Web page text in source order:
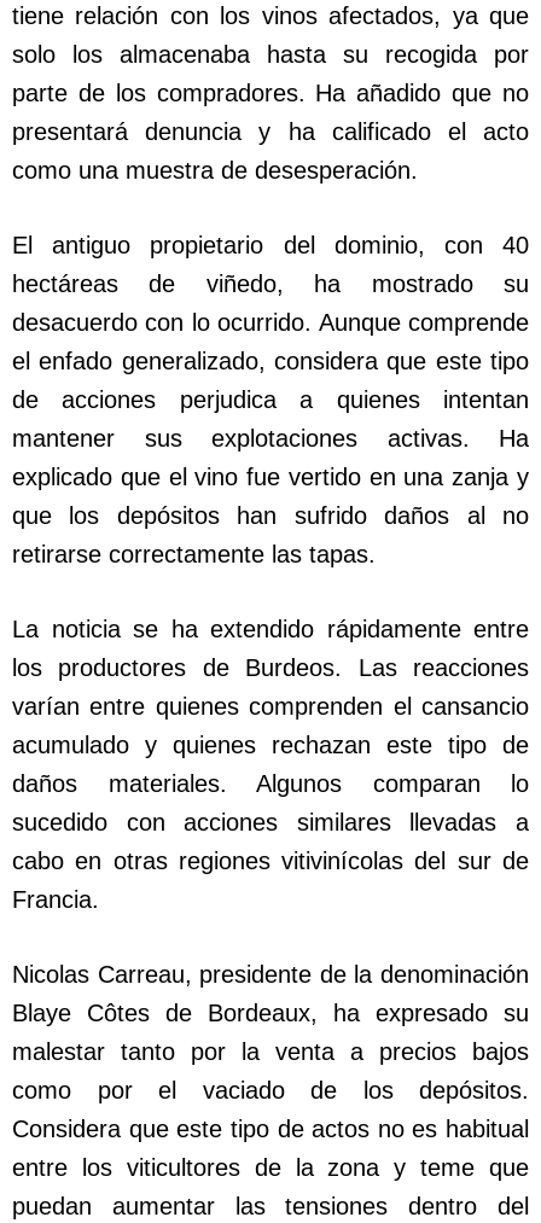
tiene relación con los vinos afectados, ya que
solo los almacenaba hasta su recogida por
parte de los compradores. Ha añadido que no
presentará denuncia y ha calificado el acto
como una muestra de desesperación.
El antiguo propietario del dominio, con 40
hectáreas de viñedo, ha mostrado su
desacuerdo con lo ocurrido. Aunque comprende
el enfado generalizado, considera que este tipo
de acciones perjudica a quienes intentan
mantener sus explotaciones activas. Ha
explicado que el vino fue vertido en una zanja y
que los depósitos han sufrido daños al no
retirarse correctamente las tapas.
La noticia se ha extendido rápidamente entre
los productores de Burdeos. Las reacciones
varían entre quienes comprenden el cansancio
acumulado y quienes rechazan este tipo de
daños materiales. Algunos comparan lo
sucedido con acciones similares llevadas a
cabo en otras regiones vitivinícolas del sur de
Francia.
Nicolas Carreau, presidente de la denominación
Blaye Côtes de Bordeaux, ha expresado su
malestar tanto por la venta a precios bajos
como por el vaciado de los depósitos.
Considera que este tipo de actos no es habitual
entre los viticultores de la zona y teme que
puedan aumentar las tensiones dentro del